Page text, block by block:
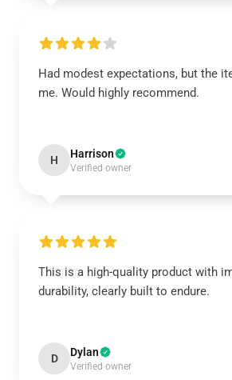
Had modest expectations, but the
me. Would highly recommend.
H Harrison
Verified owner
This is a high-quality product with
durability, clearly built to endure.
D Dylan
Verified owner